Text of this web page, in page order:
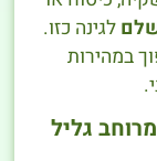
לגינה כזו.
במהירות
גליל